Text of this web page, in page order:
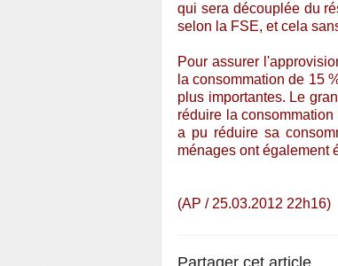
qui sera découplée du
selon la FSE, et cela
Pour assurer
la consommation de 15
plus importantes. Le
réduire la
a pu réduire sa
ménages ont également
(AP / 25.03.2012 22h16)
Partager cet article